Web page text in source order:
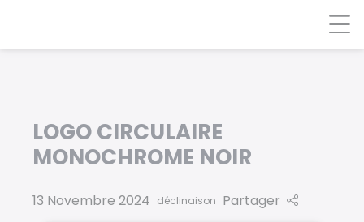
LOGO CIRCULAIRE
MONOCHROME NOIR
13 Novembre 2024 déclinaison Partager